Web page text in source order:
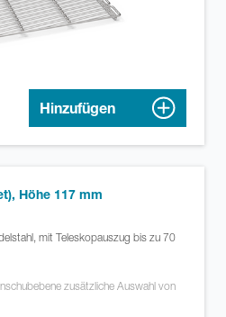
Hinzufügen
Höhe 117 mm
mit Teleskopauszug bis zu 70
zusätzliche Auswahl von